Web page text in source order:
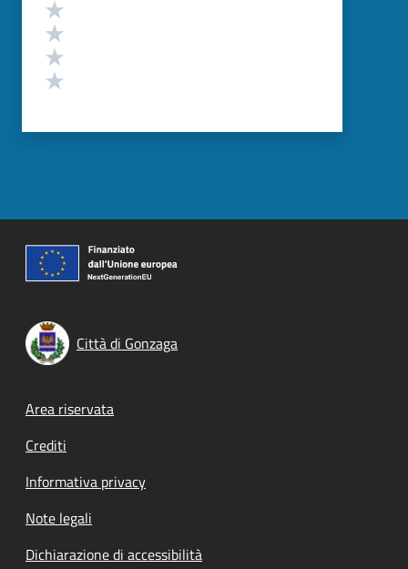
Città di Gonzaga
Footer menu
Area riservata
Crediti
Informativa privacy
Note legali
Dichiarazione di accessibilità